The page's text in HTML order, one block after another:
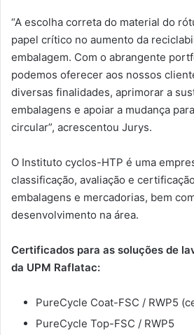
“A escolha correta do material do
papel crítico no aumento da
embalagem. Com o abrangente
podemos oferecer aos nossos
diversas finalidades, aprimorar a
embalagens e apoiar a mudança
circular”, acrescentou Jurys.
O Instituto cyclos-HTP é uma
classificação, avaliação e
embalagens e mercadorias, bem
desenvolvimento na área.
Certificados para as soluções de
da UPM Raflatac:
PureCycle Coat-FSC / RWP5
PureCycle Top-FSC / RWP5